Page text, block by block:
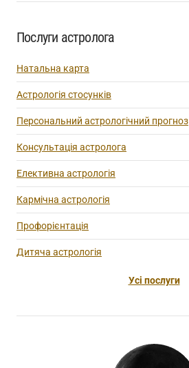
Послуги астролога
Натальна карта
Астрологія стосунків
Персональний астрологічний прогноз
Консультація астролога
Елективна астрологія
Кармічна астрологія
Профорієнтація
Дитяча астрологія
Усі послуги